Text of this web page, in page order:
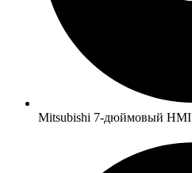
Mitsubishi 7-дюймовый HMI